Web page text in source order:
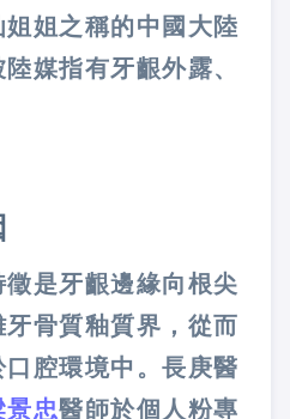
姐之稱的中國大陸
媒指有牙齦外露、
是牙齦邊緣向根尖
骨質釉質界，從而
腔環境中。長庚醫
景忠醫師於個人粉專